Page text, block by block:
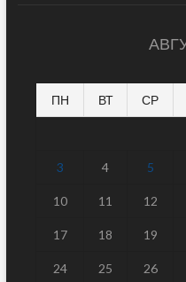
ПН ВТ СР
3 4 5
10 11 12
17 18 19
24 25 26